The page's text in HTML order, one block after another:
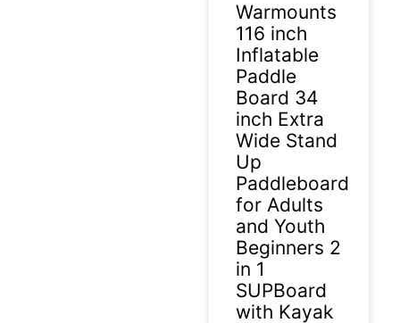
Warmounts
116 inch
Inflatable
Paddle
Board 34
inch Extra
Wide Stand
Up
Paddleboard
for Adults
and Youth
Beginners 2
in 1
SUPBoard
with Kayak